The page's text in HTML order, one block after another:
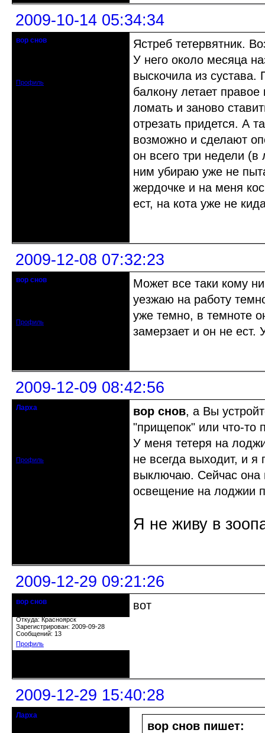
2009-10-14 05:34:34
вор снов
Профиль
Ястреб тетервятник.
У него около месяца
выскочила из сустава.
балкону летает
ломать и заново
отрезать придется. А
возможно и сделают
он всего три недели
ним убираю уже не
жердочке и на меня
ест, на кота уже не
2009-12-08 07:32:23
вор снов
Профиль
Может все таки кому
уезжаю на работу
уже темно, в темноте
замерзает и он не ест.
2009-12-09 08:42:56
Ларха
Профиль
вор снов, а Вы
"прищепок" или что-то
У меня тетеря на
не всегда выходит, и
выключаю. Сейчас она
освещение на лоджии
Я не живу в
2009-12-29 09:21:26
вор снов
Откуда: Красноярск
Зарегистрирован: 2009-09-28
Сообщений: 13
Профиль
вот
2009-12-29 15:40:28
Ларха
вор снов пишет: